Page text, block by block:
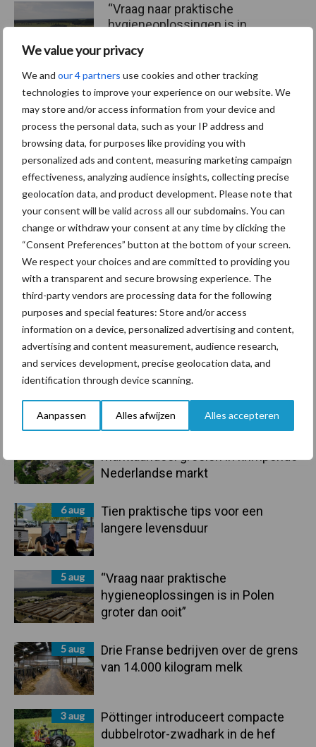
We value your privacy
We and our 4 partners use cookies and other tracking
technologies to improve your experience on our website. We
may store and/or access information from your device and
process the personal data, such as your IP address and
browsing data, for purposes like providing you with
personalized ads and content, measuring marketing campaign
effectiveness, analyzing audience insights, collecting precise
geolocation data, and product development. Please note that
your consent will be valid across all our subdomains. You can
change or withdraw your consent at any time by clicking the
“Consent Preferences” button at the bottom of your screen.
We respect your choices and are committed to providing you
with a transparent and secure browsing experience. The
third-party vendors are processing data for the following
purposes and special features: Store and/or access
information on a device, personalized advertising and content,
advertising and content measurement, audience research,
and services development, precise geolocation data, and
identification through device scanning.
Aanpassen Alles afwijzen Alles accepteren
Primaire
Sidebar
Recent nieuws Partner nieuws
Nederlandse markt
6 aug
Tien praktische tips voor een
langere levensduur
5 aug
“Vraag naar praktische
hygieneoplossingen is in Polen
groter dan ooit”
5 aug
Drie Franse bedrijven over de grens
van 14.000 kilogram melk
3 aug
Pöttinger introduceert compacte
dubbelrotor-zwadhark in de hef
“Vraag naar praktische
hygieneoplossingen is in
Themapagina's
Diergezondheid Bemesting Fokkerij
Bedrijfsnieuws
Ligbox &
Voerhekken
Toon meer